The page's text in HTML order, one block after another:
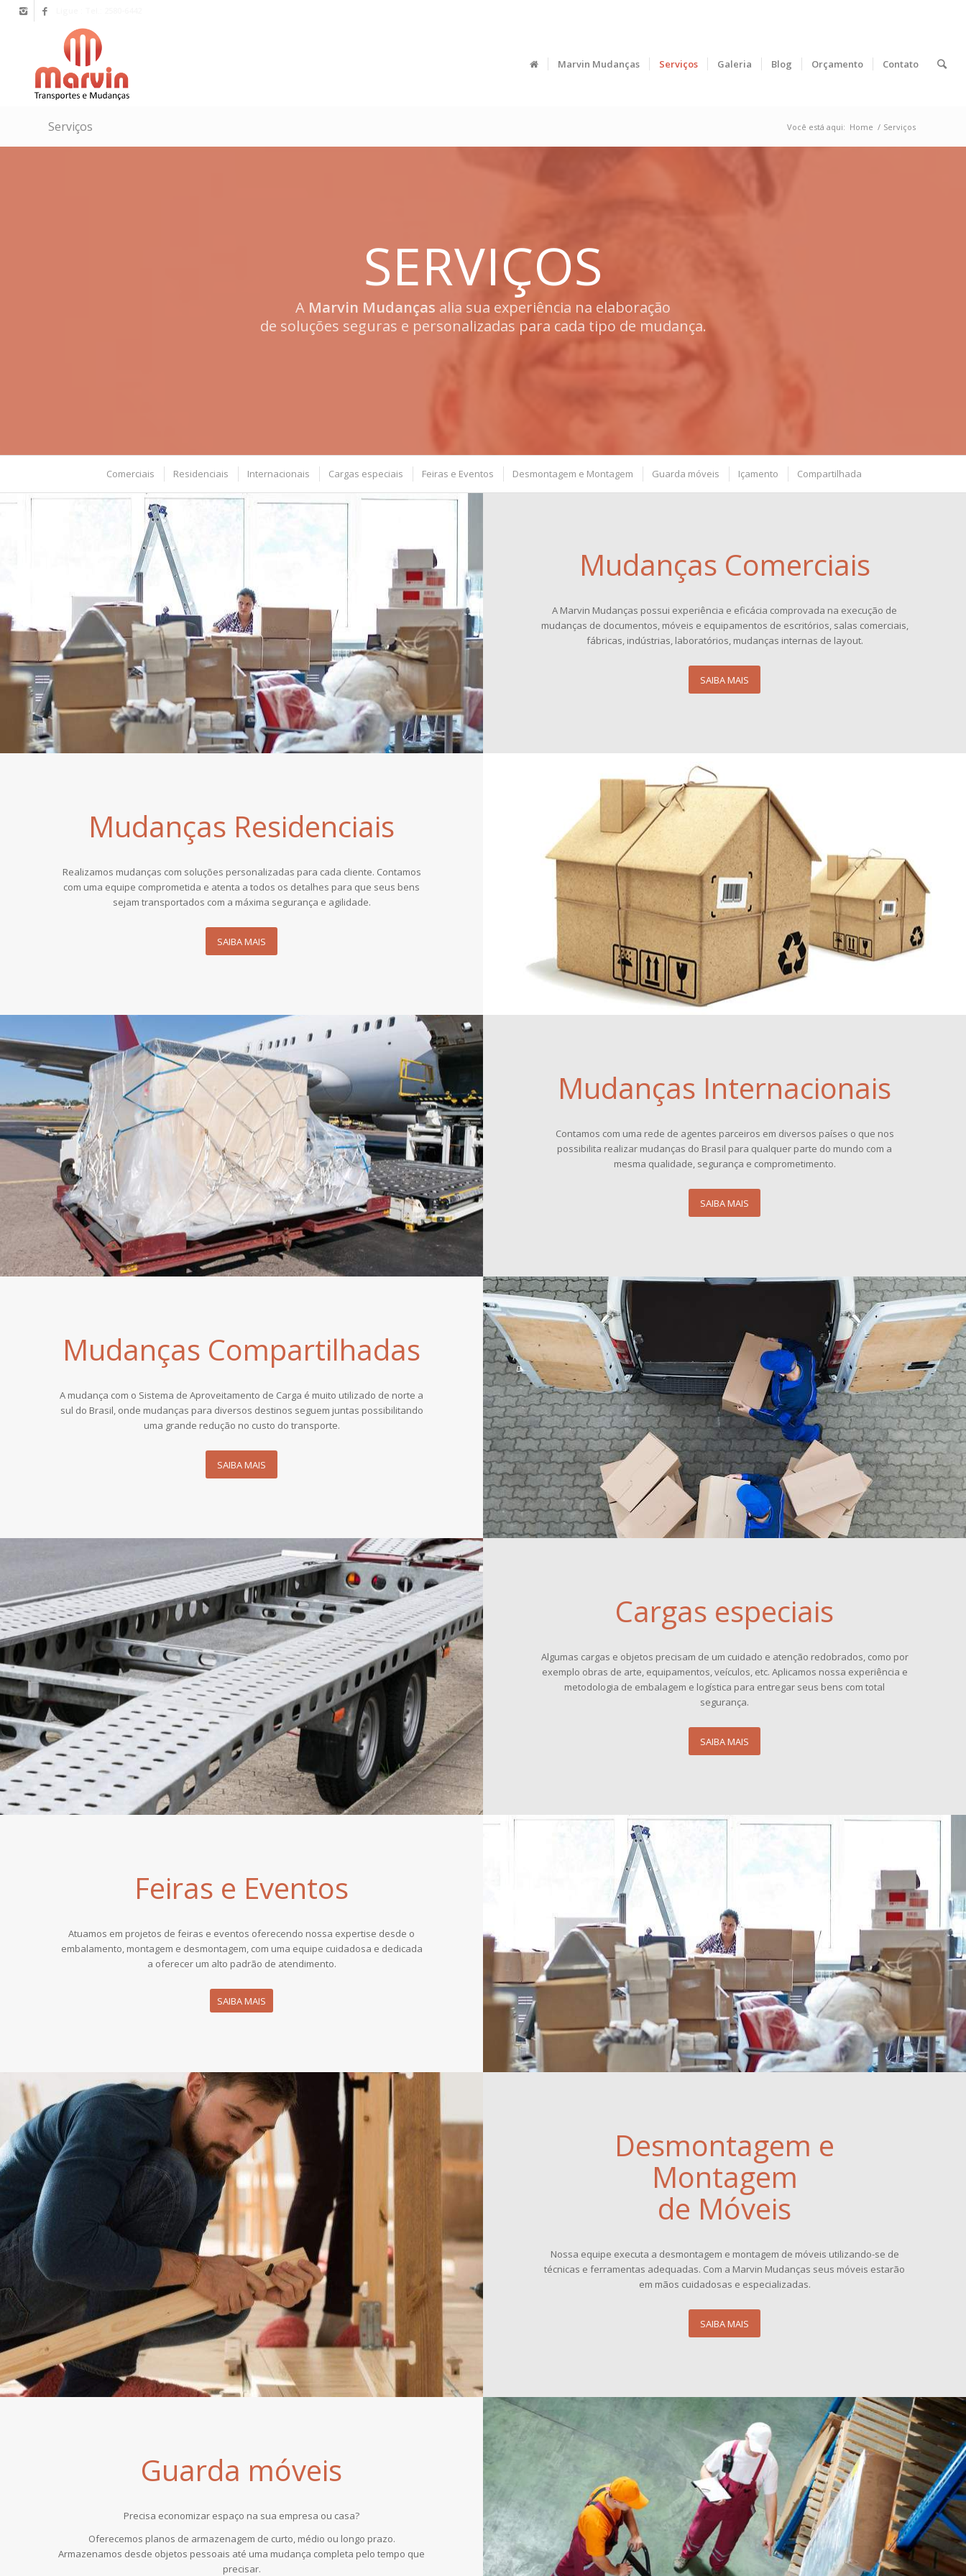
Marvin Mudanças Serviços Galeria Blog Orçamento Contato
Serviços Você está aqui: Home / Serviços
SERVIÇOS
A Marvin Mudanças alia sua experiência na elaboração
de soluções seguras e personalizadas para cada tipo de mudança.
Comerciais Residenciais Internacionais Cargas especiais Feiras e Eventos Desmontagem e Montagem Guarda móveis Içamento Compartilhada
Mudanças Comerciais
A Marvin Mudanças possui experiência e eficácia comprovada na execução de
mudanças de documentos, móveis e equipamentos de escritórios, salas comerciais,
fábricas, indústrias, laboratórios, mudanças internas de layout.
SAIBA MAIS
Mudanças Residenciais
Realizamos mudanças com soluções personalizadas para cada cliente. Contamos
com uma equipe comprometida e atenta a todos os detalhes para que seus bens
sejam transportados com a máxima segurança e agilidade.
SAIBA MAIS
Mudanças Internacionais
Contamos com uma rede de agentes parceiros em diversos países o que nos
possibilita realizar mudanças do Brasil para qualquer parte do mundo com a
mesma qualidade, segurança e comprometimento.
SAIBA MAIS
Mudanças Compartilhadas
A mudança com o Sistema de Aproveitamento de Carga é muito utilizado de norte a
sul do Brasil, onde mudanças para diversos destinos seguem juntas possibilitando
uma grande redução no custo do transporte.
SAIBA MAIS
Cargas especiais
Algumas cargas e objetos precisam de um cuidado e atenção redobrados, como por
exemplo obras de arte, equipamentos, veículos, etc. Aplicamos nossa experiência e
metodologia de embalagem e logística para entregar seus bens com total
segurança.
SAIBA MAIS
Feiras e Eventos
Atuamos em projetos de feiras e eventos oferecendo nossa expertise desde o
embalamento, montagem e desmontagem, com uma equipe cuidadosa e dedicada
a oferecer um alto padrão de atendimento.
SAIBA MAIS
Desmontagem e
Montagem
de Móveis
Nossa equipe executa a desmontagem e montagem de móveis utilizando-se de
técnicas e ferramentas adequadas. Com a Marvin Mudanças seus móveis estarão
em mãos cuidadosas e especializadas.
SAIBA MAIS
Guarda móveis
Precisa economizar espaço na sua empresa ou casa?
Oferecemos planos de armazenagem de curto, médio ou longo prazo.
Armazenamos desde objetos pessoais até uma mudança completa pelo tempo que
precisar.